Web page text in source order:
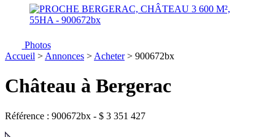
Photos
Accueil > Annonces > Acheter> 900672bx
Château à Bergerac
Référence : 900672bx - $ 3 351 427